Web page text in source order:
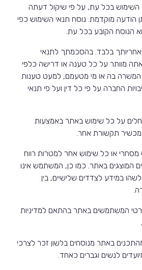
בכל עת, על פי שיקול דעתה
הודעה מוקדמת. נוסח תנאי השימוש כפי
הנוסח הקובע בכל עת.
בלבד. בהסכמתך לתנאי
מוותר על כל טענה או דרישה כלפי
המשרה בה או מי מטעמם, למעט טענות
החברה על פי כל דין ועל פי תנאי
חלים על כל שימוש באתר באמצעות
תקשורת אחר.
מסחרי או כל שימוש אחר למטרות רווח
המוצגים באתר. כמו כן, המשתמש אינו
במידע לצדדים שלישיים, בין
המשתמשים באתר בהתאם למדיניות
.
באתר מנוסחים בלשון זכר לצרכי
לנשים וגברים כאחד.